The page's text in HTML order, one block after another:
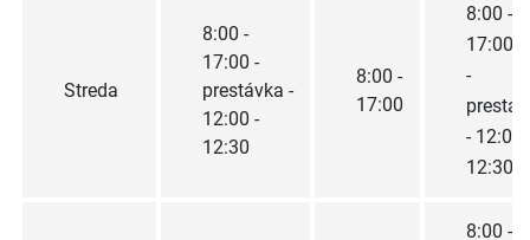
Streda
8:00 -
17:00 -
prestávka -
12:00 -
12:30
8:00 -
17:00
8:00 -
17:00
-
- 12:00
12:30
8:00 -